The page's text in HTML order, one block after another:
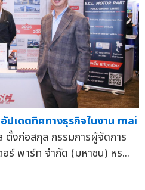
เดตทิศทางธุรกิจในงาน mai
งก่อสกุล กรรมการผู้จัดการ
ร์ พาร์ท จำกัด (มหาชน) หร...